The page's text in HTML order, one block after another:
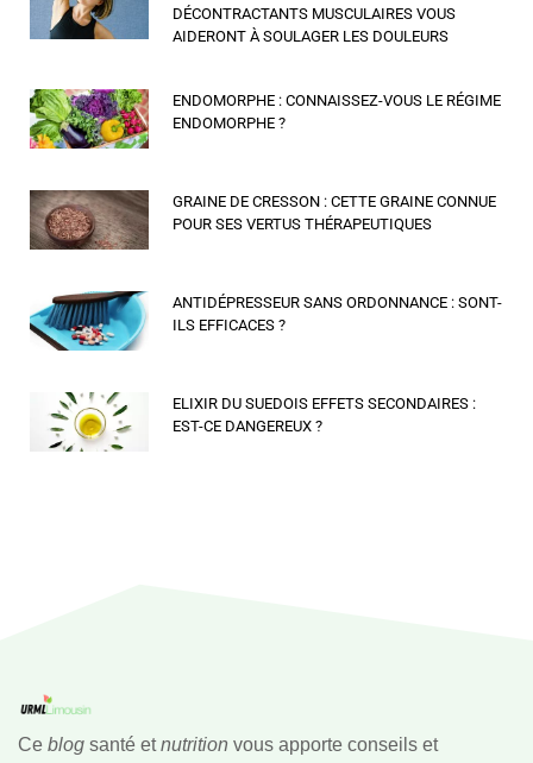
DÉCONTRACTANTS MUSCULAIRES VOUS
AIDERONT À SOULAGER LES DOULEURS
ENDOMORPHE : CONNAISSEZ-VOUS LE RÉGIME
ENDOMORPHE ?
GRAINE DE CRESSON : CETTE GRAINE CONNUE
POUR SES VERTUS THÉRAPEUTIQUES
ANTIDÉPRESSEUR SANS ORDONNANCE : SONT-
ILS EFFICACES ?
ELIXIR DU SUEDOIS EFFETS SECONDAIRES :
EST-CE DANGEREUX ?
Ce blog santé etnutrition vous apporte conseils et